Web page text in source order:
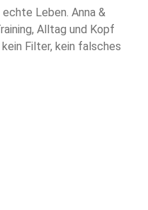
echte Leben. Anna &
Alltag und Kopf
Filter, kein falsches